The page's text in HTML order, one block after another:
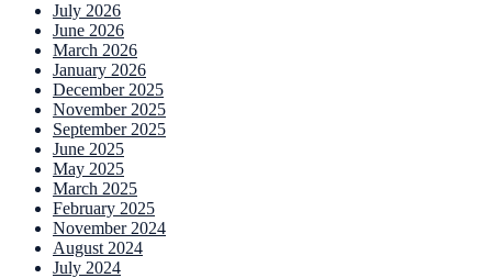
July 2026
June 2026
March 2026
January 2026
December 2025
November 2025
September 2025
June 2025
May 2025
March 2025
February 2025
November 2024
August 2024
July 2024